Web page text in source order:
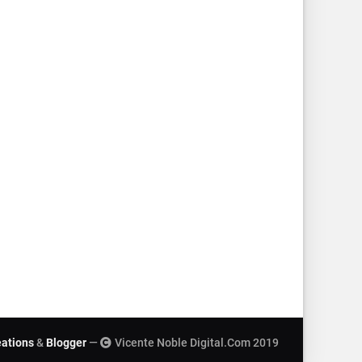
&Blogger — Vicente Noble Digital.Com 2019